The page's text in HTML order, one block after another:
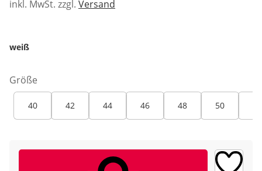
inkl. MwSt. zzgl. Versand
weiß
Größe
40 42 44 46 48 50